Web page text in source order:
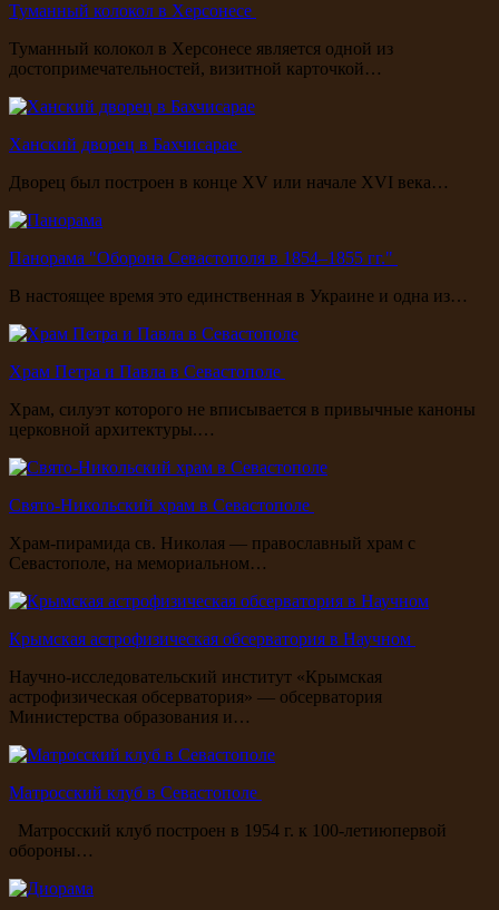
Туманный колокол в Херсонесе
Туманный колокол в Херсонесе является одной из
достопримечательностей, визитной карточкой…
Ханский дворец в Бахчисарае
Дворец был построен в конце XV или начале XVI века…
Панорама "Оборона Севастополя в 1854–1855 гг."
В настоящее время это единственная в Украине и одна из…
Храм Петра и Павла в Севастополе
Храм, силуэт которого не вписывается в привычные каноны
церковной архитектуры.…
Свято-Никольский храм в Севастополе
Храм-пирамида св. Николая — православный храм с
Севастополе, на мемориальном…
Крымская астрофизическая обсерватория в Научном
Научно-исследовательский институт «Крымская
астрофизическая обсерватория» — обсерватория
Министерства образования и…
Матросский клуб в Севастополе
Матросский клуб построен в 1954 г. к 100-летиюпервой
обороны…